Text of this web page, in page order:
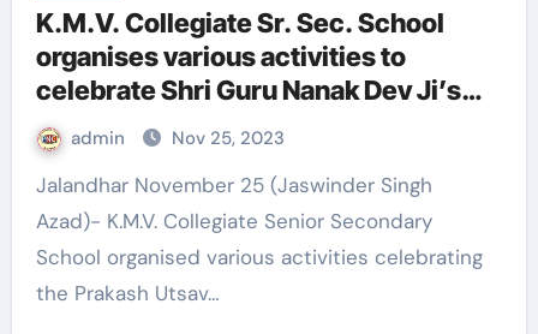
K.M.V. Collegiate Sr. Sec. School
organises various activities to
celebrate Shri Guru Nanak Dev Ji’s
Prakash Utsav
admin Nov 25, 2023
Jalandhar November 25 (Jaswinder Singh
Azad)- K.M.V. Collegiate Senior Secondary
School organised various activities celebrating
the Prakash Utsav…